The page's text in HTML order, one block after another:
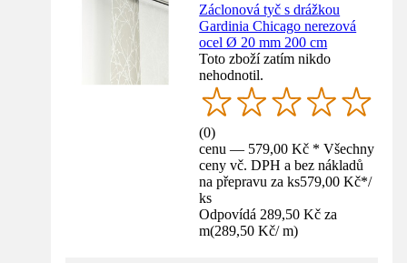
Záclonová tyč s drážkou
Gardinia Chicago nerezová
ocel Ø 20 mm 200 cm
Toto zboží zatím nikdo
nehodnotil.
(0)
cenu — 579,00 Kč * Všechny
ceny vč. DPH a bez nákladů
na přepravu za ks579,00 Kč*/
ks
Odpovídá 289,50 Kč za
m(289,50 Kč/ m)